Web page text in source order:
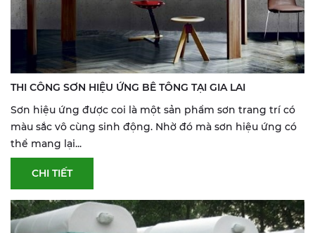
THI CÔNG SƠN HIỆU ỨNG BÊ TÔNG TẠI GIA LAI
Sơn hiệu ứng được coi là một sản phẩm sơn trang trí có
màu sắc vô cùng sinh động. Nhờ đó mà sơn hiệu ứng có
thể mang lại...
CHI TIẾT